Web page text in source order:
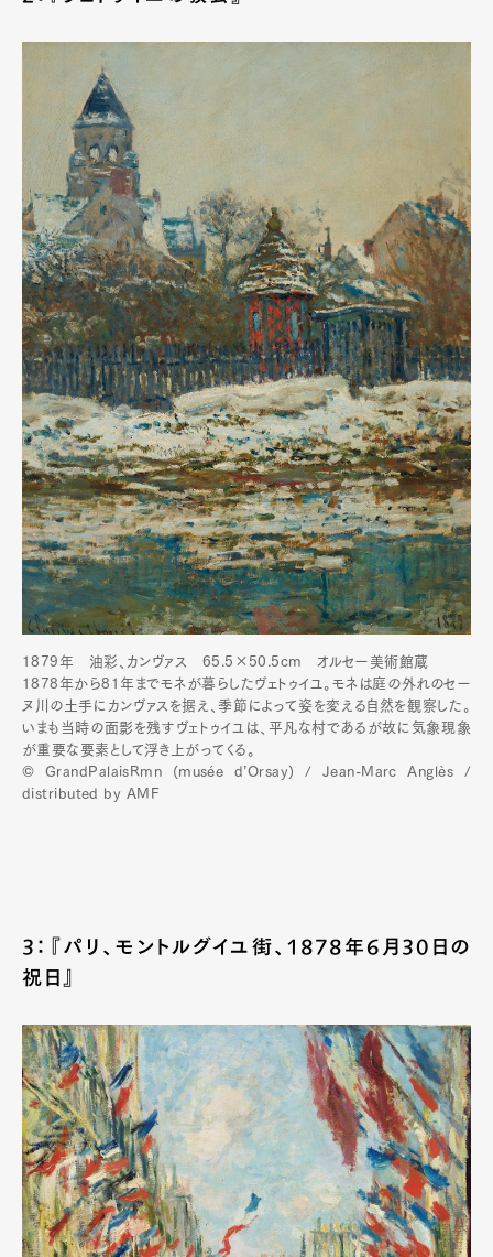
1879年 油彩、カンヴァス 65.5×50.5cm オルセー美術館蔵
1878年から81年までモネが暮らしたヴェトゥイユ。モネは庭の外れのセー
ヌ川の土手にカンヴァスを据え、季節によって姿を変える自然を観察した。
いまも当時の面影を残すヴェトゥイユは、平凡な村であるが故に気象現象
が重要な要素として浮き上がってくる。
© GrandPalaisRmn (musée d’Orsay) / Jean-Marc Anglès /
distributed by AMF
3：『パリ、モントルグイユ街、1878年6月30日の
祝日』